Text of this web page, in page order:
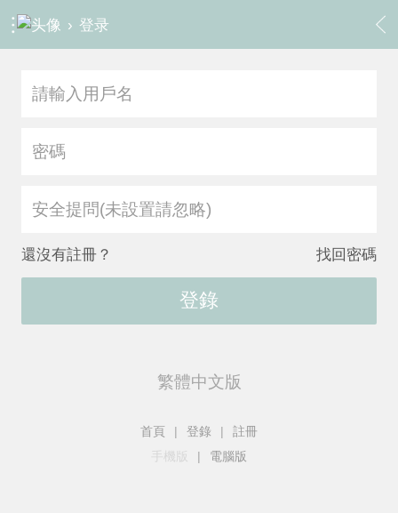
› 登录
安全提問(未設置請忽略)
還沒有註冊？ 找回密碼
登錄
繁體中文版
首頁 | 登錄 |
註冊
手機版
| 電腦版